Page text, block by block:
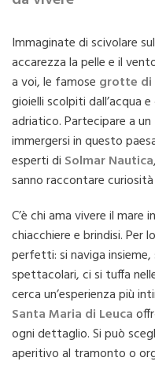
Immaginate di scivolare
accarezza la pelle e il
a voi, le famose grotte di
gioielli scolpiti dall’acqua
adriatico. Partecipare a
immergersi in questo
esperti di Solmar Nautica
sanno raccontare
C’è chi ama vivere il
chiacchiere e brindisi. Per
perfetti: si naviga
spettacolari, ci si tuffa
cerca un’esperienza più
Santa Maria di Leuca
ogni dettaglio. Si può
aperitivo al tramonto o